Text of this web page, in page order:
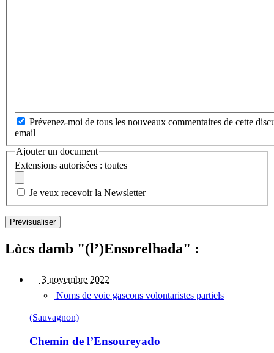
Prévenez-moi de tous les nouveaux commentaires de cette
email
Ajouter un document
Extensions autorisées : toutes
Je veux recevoir la Newsletter
Lòcs damb "(l’)Ensorelhada" :
3 novembre 2022
Noms de voie gascons volontaristes partiels
(Sauvagnon)
Chemin de l’Ensoureyado